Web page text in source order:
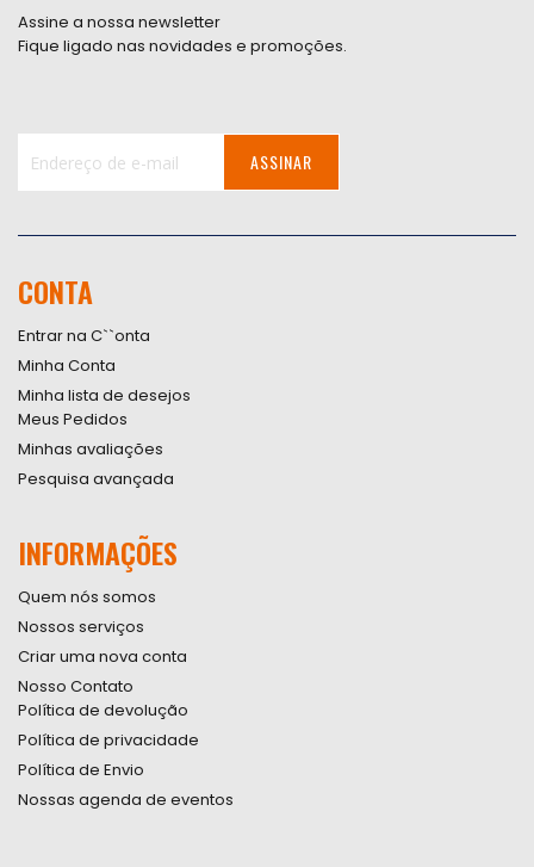
Assine a nossa newsletter
Fique ligado nas novidades e promoções.
Newsletter:
ASSINAR
CONTA
Entrar na C``onta
Minha Conta
Minha lista de desejos
Meus Pedidos
Minhas avaliações
Pesquisa avançada
INFORMAÇÕES
Quem nós somos
Nossos serviços
Criar uma nova conta
Nosso Contato
Política de devolução
Política de privacidade
Política de Envio
Nossas agenda de eventos